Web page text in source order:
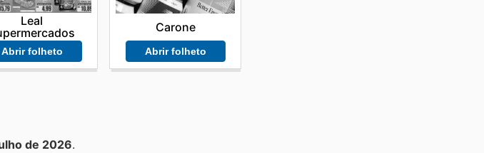
Leal
Abrir folheto
Carone
Abrir folheto
de 2026.